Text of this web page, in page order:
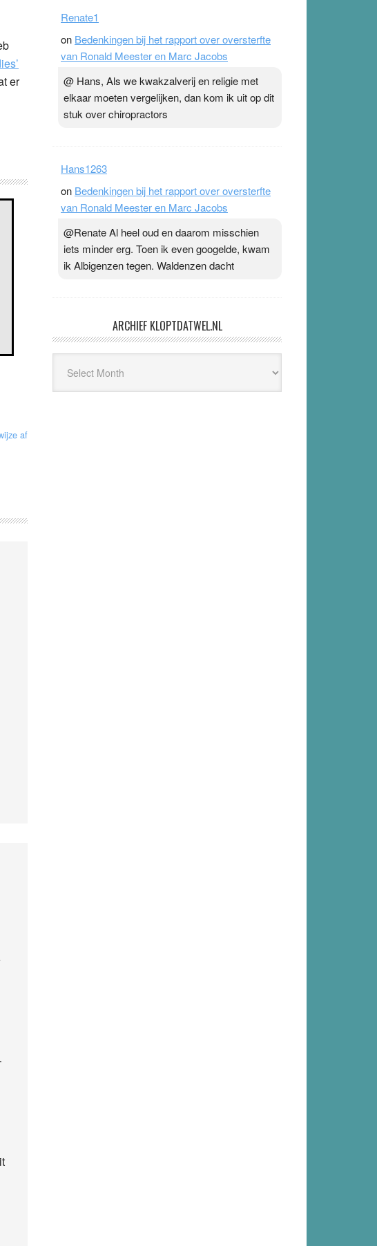
er
af
Renate1
on Bedenkingen bij het rapport over oversterfte
van Ronald Meester en Marc Jacobs
@ Hans, Als we kwakzalverij en religie met
elkaar moeten vergelijken, dan kom ik uit op dit
stuk over chiropractors
Hans1263
on Bedenkingen bij het rapport over oversterfte
van Ronald Meester en Marc Jacobs
@Renate Al heel oud en daarom misschien
iets minder erg. Toen ik even googelde, kwam
ik Albigenzen tegen. Waldenzen dacht
ARCHIEF KLOPTDATWEL.NL
Kloptdatwel.nl